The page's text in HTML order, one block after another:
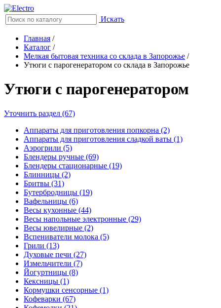
Искать
Главная /
Каталог /
Мелкая бытовая техника со склада в Запорожье /
Утюги с парогенератором со склада в Запорожье
Утюги с парогенератором
Уточнить раздел (67)
Аппараты для приготовления попкорна (2)
Аппараты для приготовления сладкой ваты (1)
Аэрогрили (5)
Блендеры ручные (69)
Блендеры стационарные (19)
Блинницы (2)
Бритвы (31)
Бутербродницы (19)
Вафельницы (6)
Весы кухонные (44)
Весы напольные электронные (29)
Весы ювелирные (2)
Вспениватели молока (5)
Грили (13)
Духовые печи (27)
Измельчители (7)
Йогуртницы (8)
Кексницы (1)
Кормушки сенсорные (1)
Кофеварки (67)